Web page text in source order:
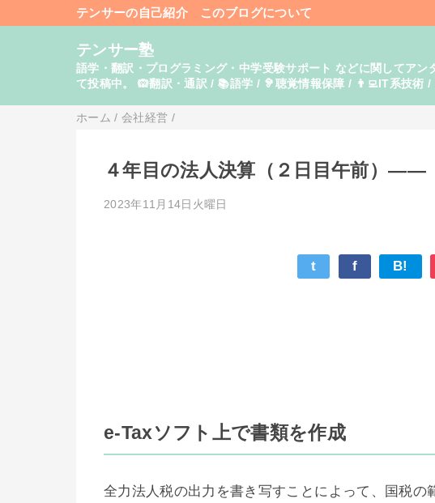
テンサーの自己紹介 このブログについて
テンサー塾
語学・翻訳・プログラミング・中学受験サポート などに関してア
て投稿中。 🙉翻訳・通訳 / 📚語学 / 🦻聴覚情報保障 / 👨‍💻IT系技術
ホーム /会社経営 /
４年目の法人決算（２日目午前）
2023年11月14日火曜日
t f B!
e-Taxソフト上で書類を作成
全力法人税の出力を書き写すことによって、国税の